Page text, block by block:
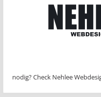
nodig? Check Nehlee